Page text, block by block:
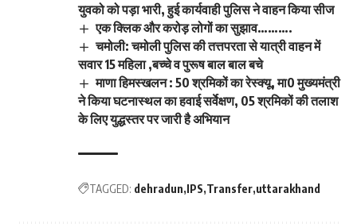
युवको को पड़ा भारी, हुई कार्यवाही पुलिस ने वाहन किया सीज
एक क्लिक और करोड़ लोगों का सुझाव……….
चमोली: चमोली पुलिस की तत्तपरता से यात्री वाहन में
सवार 15 महिला ,बच्चे व पुरूष बाल बाल बचे
माणा हिमस्खलन : 50 श्रमिकों का रेस्क्यू, मा0 मुख्यमंत्री
ने किया घटनास्थल का हवाई सर्वेक्षण, 05 श्रमिकों की तलाश
के लिए युद्धस्तर पर जारी है अभियान
TAGGED: dehradun IPS Transfer uttarakhand